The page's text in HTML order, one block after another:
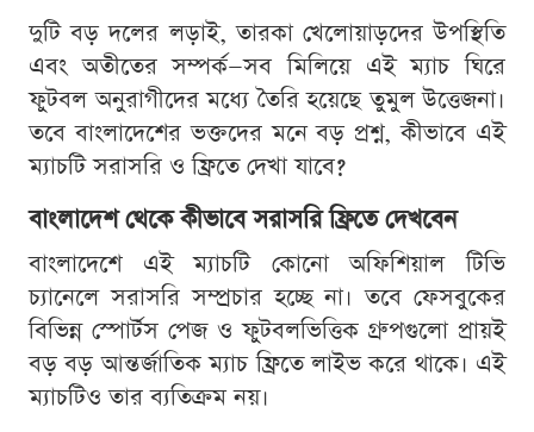
দুটি বড় দলের লড়াই, তারকা খেলোয়াড়দের উপস্থিতি
এবং অতীতের সম্পর্ক—সব মিলিয়ে এই ম্যাচ ঘিরে
ফুটবল অনুরাগীদের মধ্যে তৈরি হয়েছে তুমুল উত্তেজনা।
তবে বাংলাদেশের ভক্তদের মনে বড় প্রশ্ন, কীভাবে এই
ম্যাচটি সরাসরি ও ফ্রিতে দেখা যাবে?
বাংলাদেশ থেকে কীভাবে সরাসরি ফ্রিতে দেখবেন
বাংলাদেশে এই ম্যাচটি কোনো অফিশিয়াল টিভি
চ্যানেলে সরাসরি সম্প্রচার হচ্ছে না। তবে ফেসবুকের
বিভিন্ন স্পোর্টস পেজ ও ফুটবলভিত্তিক গ্রুপগুলো প্রায়ই
বড় বড় আন্তর্জাতিক ম্যাচ ফ্রিতে লাইভ করে থাকে। এই
ম্যাচটিও তার ব্যতিক্রম নয়।